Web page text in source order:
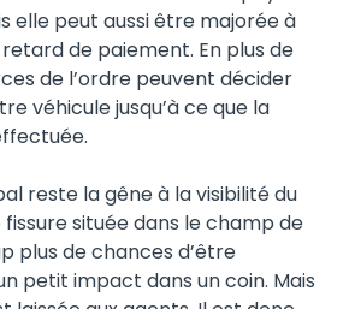
elle peut aussi être majorée à
de paiement. En plus de
de l’ordre peuvent décider
véhicule jusqu’à ce que la
reste la gêne à la visibilité du
située dans le champ de
plus de chances d’être
petit impact dans un coin. Mais